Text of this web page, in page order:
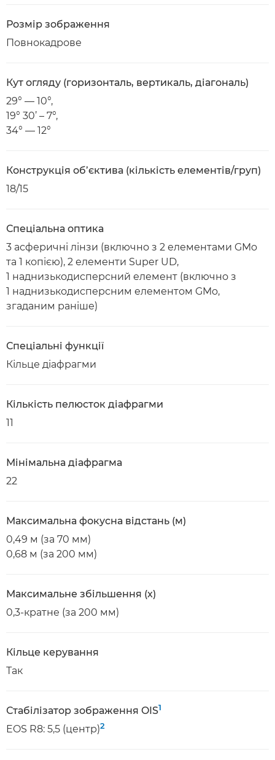
Розмір зображення
Повнокадрове
Кут огляду (горизонталь, вертикаль, діагональ)
29° — 10°,
19° 30’ – 7°,
34° — 12°
Конструкція об’єктива (кількість елементів/груп)
18/15
Спеціальна оптика
3 асферичні лінзи (включно з 2 елементами GMo
та 1 копією), 2 елементи Super UD,
1 наднизькодисперсний елемент (включно з
1 наднизькодисперсним елементом GMo,
згаданим раніше)
Спеціальні функції
Кільце діафрагми
Кількість пелюсток діафрагми
11
Мінімальна діафрагма
22
Максимальна фокусна відстань (м)
0,49 м (за 70 мм)
0,68 м (за 200 мм)
Максимальне збільшення (x)
0,3-кратне (за 200 мм)
Кільце керування
Так
Стабілізатор зображення OIS1
EOS R8: 5,5 (центр)2